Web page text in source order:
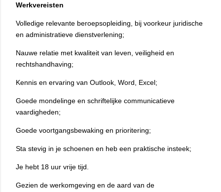
Werkvereisten
Volledige relevante beroepsopleiding, bij voorkeur juridische
en administratieve dienstverlening;
Nauwe relatie met kwaliteit van leven, veiligheid en
rechtshandhaving;
Kennis en ervaring van Outlook, Word, Excel;
Goede mondelinge en schriftelijke communicatieve
vaardigheden;
Goede voortgangsbewaking en prioritering;
Sta stevig in je schoenen en heb een praktische insteek;
Je hebt 18 uur vrije tijd.
Gezien de werkomgeving en de aard van de